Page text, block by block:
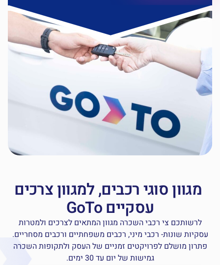
מגוון סוגי רכבים, למגוון צרכים
עסקיים GoTo
לרשותכם צי רכבי השכרה מגוון המתאים לצרכים ולמטרות
שונות- רכבי מיני, רכבים משפחתיים ורכבים מסחריים.
פתרון מושלם לפרויקטים זמניים של העסק ולתקופות השכרה
גמישות של יום עד 30 ימים.